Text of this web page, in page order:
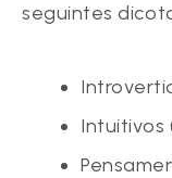
seguintes
Intuitivos